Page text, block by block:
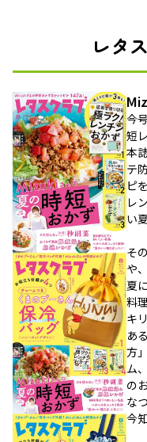
レタ
今
短
本
テ
ピ
レ
い
そ
や
夏
料
キ
あ
方
ム
の
な
今